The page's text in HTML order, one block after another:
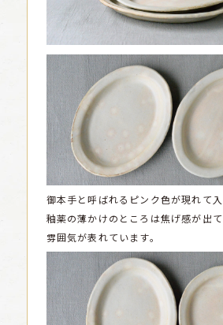
御本手と呼ばれるピンク色が現れて入
釉薬の薄かけのところは焦げ感が出
雰囲気が表れています。